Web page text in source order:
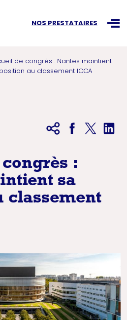
NOS PRESTATAIRES
de congrès : Nantes maintient
au classement ICCA
:
sa
classement